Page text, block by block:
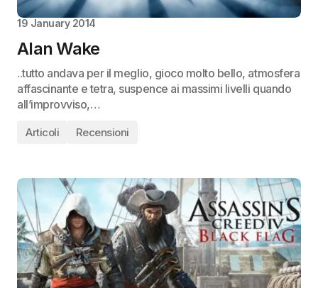
19 January 2014
Alan Wake
..tutto andava per il meglio, gioco molto bello, atmosfera
affascinante e tetra, suspence ai massimi livelli quando
all’improvviso,…
Articoli Recensioni